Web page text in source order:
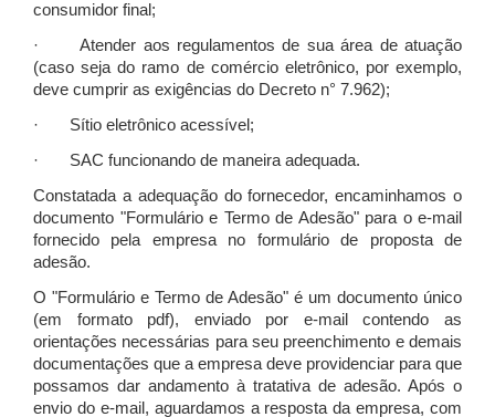
consumidor final;
· Atender aos regulamentos de sua área de atuação
(caso seja do ramo de comércio eletrônico, por exemplo,
deve cumprir as exigências do Decreto n° 7.962);
· Sítio eletrônico acessível;
· SAC funcionando de maneira adequada.
Constatada a adequação do fornecedor, encaminhamos o
documento "Formulário e Termo de Adesão" para o e-mail
fornecido pela empresa no formulário de proposta de
adesão.
O "Formulário e Termo de Adesão" é um documento único
(em formato pdf), enviado por e-mail contendo as
orientações necessárias para seu preenchimento e demais
documentações que a empresa deve providenciar para que
possamos dar andamento à tratativa de adesão. Após o
envio do e-mail, aguardamos a resposta da empresa, com